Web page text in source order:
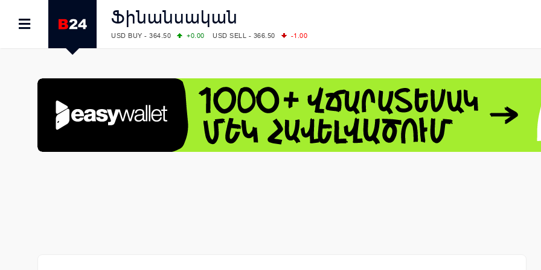
Ֆինանսական
USD BUY - 364.50 +0.00 USD SELL - 366.50
-1.00
COMEX: PLATINUM - 1765.90
LME: ALUMINIUM - 3184.00
-0.27 COPPER - 13791.00
-0.12
LME: NICKEL - 17249.00
+0.09 TIN - 55268.00
+2.50
LME: LEAD - 1877.50
-1.00 ZINC - 3643.00
+1.43
FOREX: USD/JPY - 157.68
+0.12 EUR/GBP - 1.1548
+0.11
FOREX: EUR/USD - 1.1548
+0.11 GBP/USD - 1.3459
+0.04